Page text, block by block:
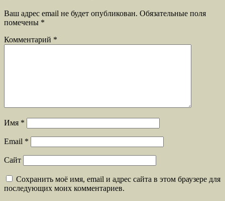
Ваш адрес email не будет опубликован. Обязательные поля
помечены *
Комментарий *
Имя *
Email *
Сайт
Сохранить моё имя, email и адрес сайта в этом браузере для
последующих моих комментариев.